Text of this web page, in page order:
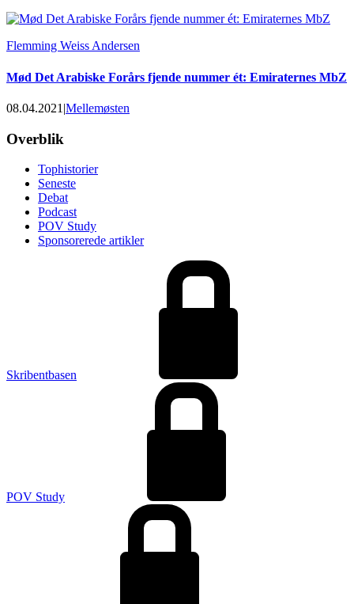
Flemming Weiss Andersen
Mød Det Arabiske Forårs fjende nummer ét: Emiraternes MbZ
08.04.2021 |Mellemøsten
Footer
Overblik
Tophistorier
Seneste
Debat
Podcast
POV Study
Sponsorerede artikler
Skribentbasen
POV Study